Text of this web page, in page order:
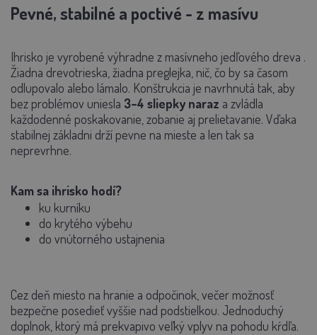
Pevné, stabilné a poctivé - z masívu
Ihrisko je vyrobené výhradne z masívneho jedľového dreva .
Žiadna drevotrieska, žiadna preglejka, nič, čo by sa časom
odlupovalo alebo lámalo. Konštrukcia je navrhnutá tak, aby
bez problémov uniesla 3–4 sliepky naraz a zvládla
každodenné poskakovanie, zobanie aj prelietavanie. Vďaka
stabilnej základni drží pevne na mieste a len tak sa
neprevrhne.
Kam sa ihrisko hodí?
ku kurníku
do krytého výbehu
do vnútorného ustajnenia
Cez deň miesto na hranie a odpočinok, večer možnosť
bezpečne posedieť vyššie nad podstielkou. Jednoduchý
doplnok, ktorý má prekvapivo veľký vplyv na pohodu kŕdľa.